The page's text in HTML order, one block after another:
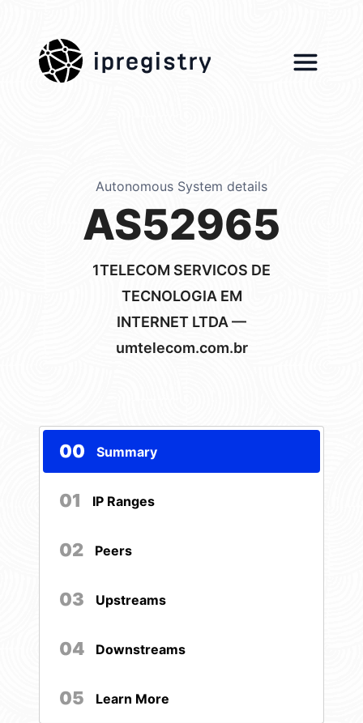
ipregistry
Autonomous System details
AS52965
1TELECOM SERVICOS DE
TECNOLOGIA EM
INTERNET LTDA —
umtelecom.com.br
00 Summary
01 IP Ranges
02 Peers
03 Upstreams
04 Downstreams
05 Learn More